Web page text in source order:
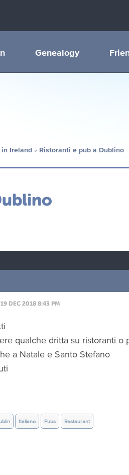
Genealogy
Ireland Ristoranti e pub a Dublino
DEC 2018 8:43 PM
qualche dritta su ristoranti
a Natale e Santo Stefano
Italiano Pubs Restaurant